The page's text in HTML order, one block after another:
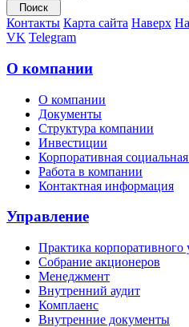
Контакты Карта сайта Наверх
VK Telegram
О компании
О компании
Документы
Структура компании
Инвестиции
Корпоративная
Работа в компании
Контактная информация
Управление
Практика корпоративного
Собрание акционеров
Менеджмент
Внутренний аудит
Комплаенс
Внутренние документы